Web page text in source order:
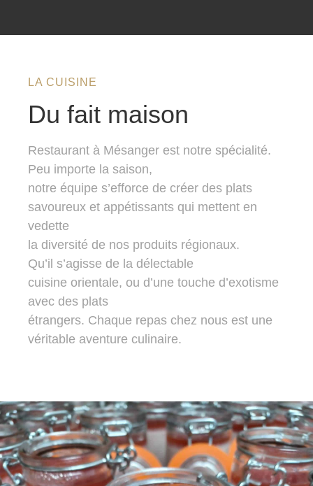
LA CUISINE
Du fait maison
Restaurant à Mésanger est notre spécialité.
Peu importe la saison,
notre équipe s’efforce de créer des plats
savoureux et appétissants qui mettent en
vedette
la diversité de nos produits régionaux.
Qu’il s’agisse de la délectable
cuisine orientale, ou d’une touche d’exotisme
avec des plats
étrangers. Chaque repas chez nous est une
véritable aventure culinaire.